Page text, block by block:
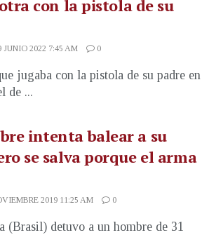
con la pistola de su
2022 7:45 AM 0
jugaba con la pistola de su padre en
de ...
intenta balear a su
se salva porque el arma
2019 11:25 AM 0
(Brasil) detuvo a un hombre de 31